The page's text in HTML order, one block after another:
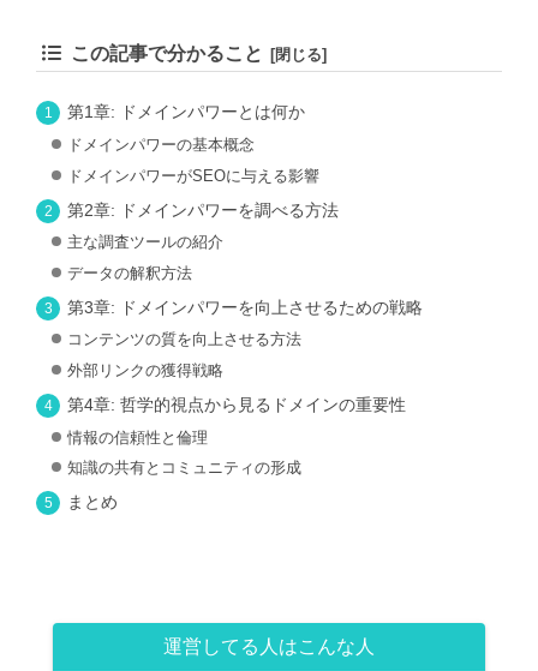
この記事で分かること
第1章: ドメインパワーとは何か
ドメインパワーの基本概念
ドメインパワーがSEOに与える影響
第2章: ドメインパワーを調べる方法
主な調査ツールの紹介
データの解釈方法
第3章: ドメインパワーを向上させるための戦略
コンテンツの質を向上させる方法
外部リンクの獲得戦略
第4章: 哲学的視点から見るドメインの重要性
情報の信頼性と倫理
知識の共有とコミュニティの形成
まとめ
運営してる人はこんな人